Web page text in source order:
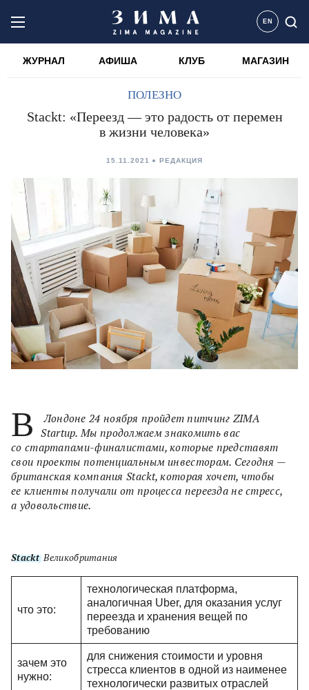
EN
ЖУРНАЛ АФИША КЛУБ МАГАЗИН
ПОЛЕЗНО
Stackt: «Переезд — это радость от перемен
в жизни человека»
15.11.2021 РЕДАКЦИЯ
В
Лондоне 24 ноября пройдет питчинг ZIMA
Startup. Мы продолжаем знакомить вас
со стартапами-финалистами, которые представят
свои проекты потенциальным инвесторам. Сегодня —
британская компания Stackt, которая хочет, чтобы
ее клиенты получали от процесса переезда не стресс,
а удовольствие.
Stackt, Великобритания
что это:
технологическая платформа,
аналогичная Uber, для оказания услуг
переезда и хранения вещей по
требованию
зачем это
нужно:
для снижения стоимости и уровня
стресса клиентов в одной из наименее
технологически развитых отраслей